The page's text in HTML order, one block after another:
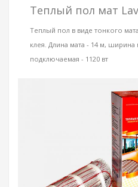
Теплый пол мат
Теплый пол в виде тонкого
клея. Длина мата - 14 м,
подключаемая - 1120 вт